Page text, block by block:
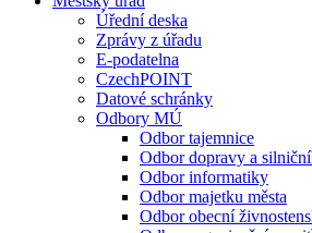
Úřední deska
Zprávy z úřadu
E-podatelna
CzechPOINT
Datové schránky
Odbory MÚ
Odbor tajemnice
Odbor dopravy a
Odbor informatiky
Odbor majetku města
Odbor obecní